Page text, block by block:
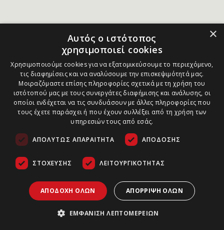
×
Αυτός ο ιστότοπος
χρησιμοποιεί cookies
Χρησιμοποιούμε cookies για να εξατομικεύσουμε το περιεχόμενο,
τις διαφημίσεις και να αναλύσουμε την επισκεψιμότητά μας.
Μοιραζόμαστε επίσης πληροφορίες σχετικά με τη χρήση του
ιστότοπού μας με τους συνεργάτες διαφήμισης και ανάλυσης, οι
οποίοι ενδέχεται να τις συνδυάσουν με άλλες πληροφορίες που
τους έχετε παράσχει ή που έχουν συλλέξει από τη χρήση των
υπηρεσιών τους από εσάς.
ΑΠΟΛΎΤΩΣ ΑΠΑΡΑΊΤΗΤΑ ΑΠΌΔΟΣΗΣ
ΣΤΌΧΕΥΣΗΣ ΛΕΙΤΟΥΡΓΙΚΌΤΗΤΑΣ
ΑΠΟΔΟΧΉ ΌΛΩΝ ΑΠΌΡΡΙΨΗ ΌΛΩΝ
ΕΜΦΆΝΙΣΗ ΛΕΠΤΟΜΕΡΕΙΏΝ